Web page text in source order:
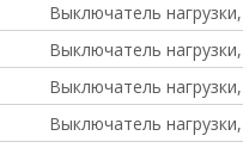
Выключатель
Выключатель
Выключатель
Выключатель